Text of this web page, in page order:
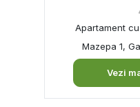
Apartament
Mazepa 1,
Vezi